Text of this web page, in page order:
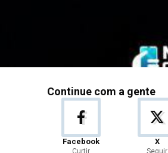
Continue com a gente
Facebook X